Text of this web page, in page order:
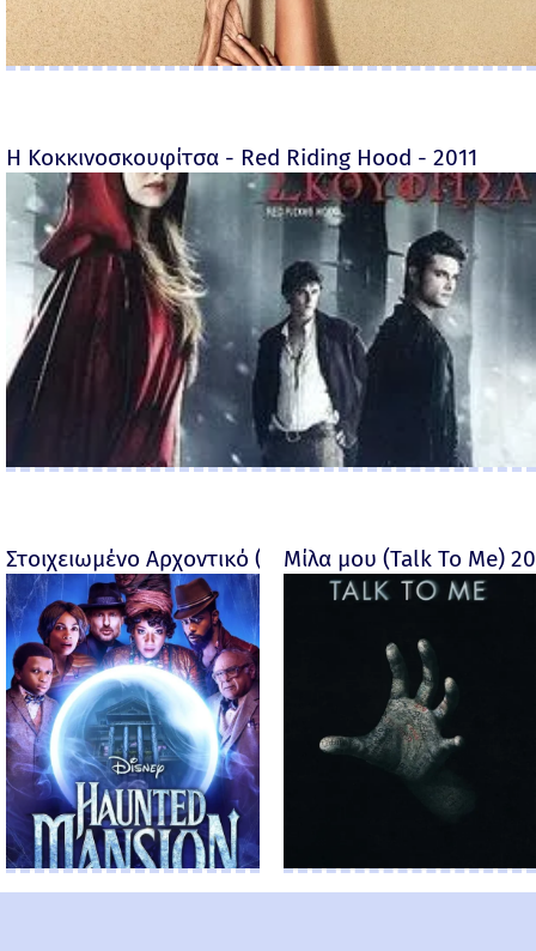
Η Κοκκινοσκουφίτσα - Red Riding Hood - 2011
Στοιχειωμένο Αρχοντικό (Haunted Mansion) - 2023
Μίλα μου (Talk To Me)